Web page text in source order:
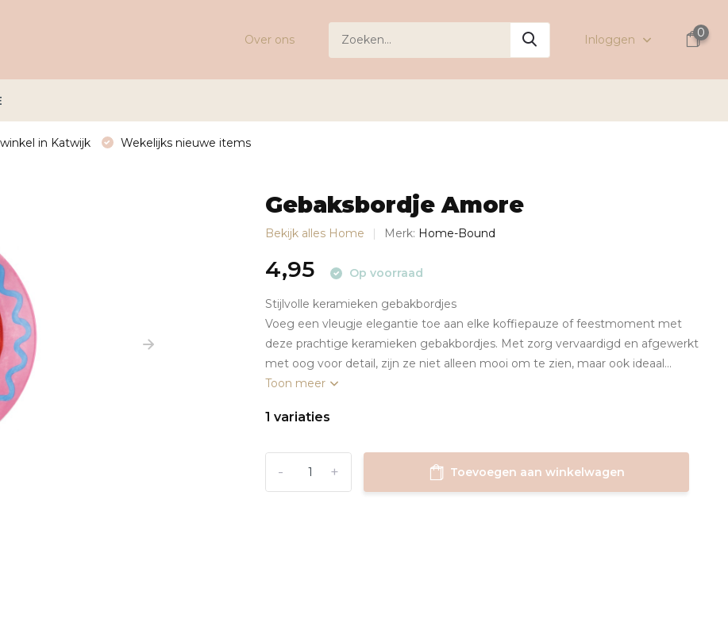
Over ons Inloggen
0
in Katwijk Wekelijks nieuwe items
Gebaksbordje Amore
Bekijk alles Home Merk: Home-Bound
4,95 Op voorraad
Stijlvolle keramieken gebakbordjes
Voeg een vleugje elegantie toe aan elke koffiepauze of feestmoment met
deze prachtige keramieken gebakbordjes. Met zorg vervaardigd en afgewerkt
met oog voor detail, zijn ze niet alleen mooi om te zien, maar ook ideaal...
Toon meer
1 variaties
+
- Toevoegen aan winkelwagen